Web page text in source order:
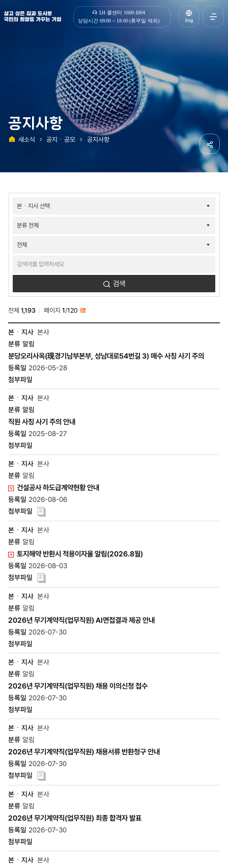
살고 싶은 집과 도시로 국민의 희망을 가꾸는 기업 | 한국토지주택공사
LH 콜센터 1600-1004
상담시간 09:00 ~ 18:00 (휴무일 제외)
Eng
열기
공지사항
새소식 공지ㆍ공모 공지사항
공유
공지/
공지사항
검색
전체 1,193 페이지 1/120
소식-
공지/
공모-
공지사항
목록
-
번호,
본
·
지사,
분류,
제목,
등록일,
첨부파일
본사
알림
분당오리사옥(現경기남부본부, 성남대로54번길 3) 매수 사칭 사기 주의
2026-05-28
본사
알림
직원 사칭 사기 주의 안내
2025-08-27
본사
알림
새
글
건설공사 하도급계약현황 안내
2026-08-06
본사
알림
새
글
토지해약 반환시 적용이자율 알림(2026.8월)
2026-08-03
본사
알림
2026년 무기계약직(업무직원) AI면접결과 제공 안내
2026-07-30
본사
알림
2026년 무기계약직(업무직원) 채용 이의신청 접수
2026-07-30
본사
알림
2026년 무기계약직(업무직원) 채용서류 반환청구 안내
2026-07-30
본사
알림
2026년 무기계약직(업무직원) 최종 합격자 발표
2026-07-30
본사